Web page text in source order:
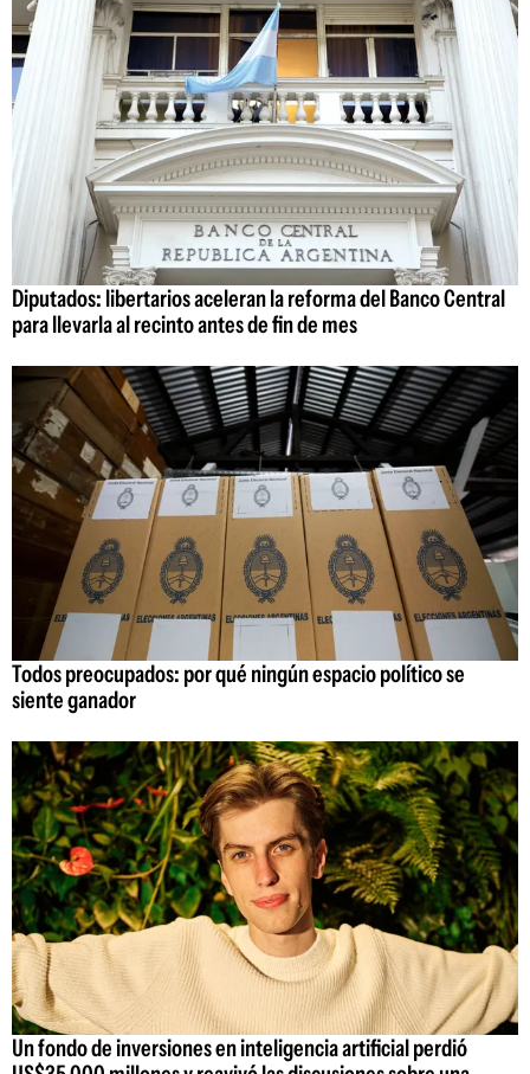
Diputados: libertarios aceleran la reforma del Banco Central
para llevarla al recinto antes de fin de mes
Todos preocupados: por qué ningún espacio político se
siente ganador
Un fondo de inversiones en inteligencia artificial perdió